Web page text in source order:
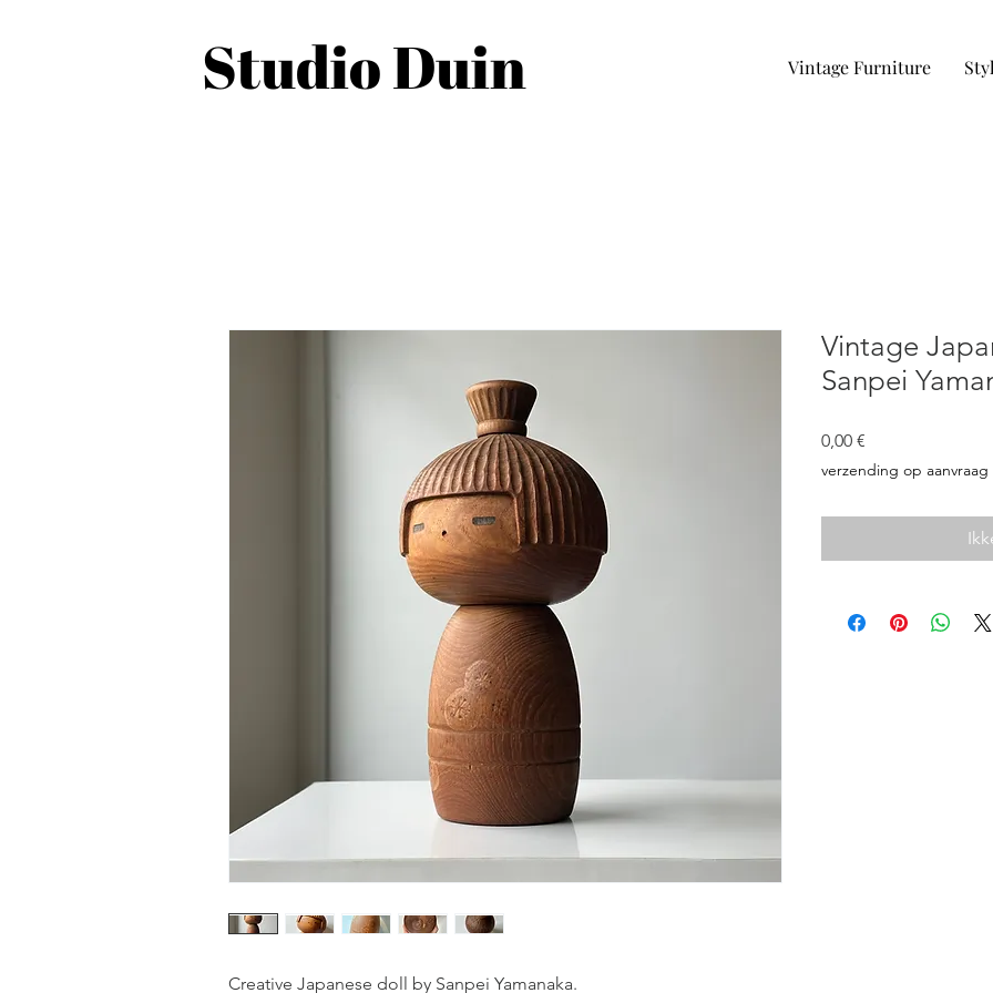
Vintage Furniture
Studio Duin
Creative Japanese doll by Sanpei Yamanaka.
Vintage
Sanpei
0,00 €
verzending op aanvraag